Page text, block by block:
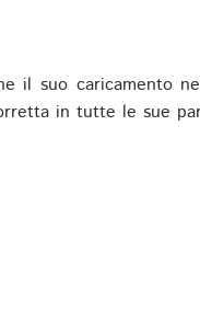
il suo caricamento
in tutte le sue